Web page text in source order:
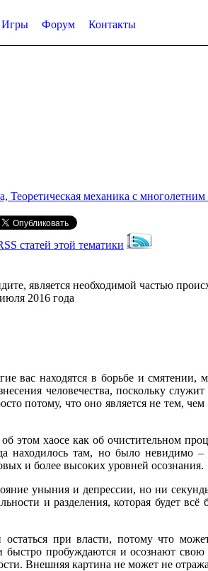
Игры Форум Контакты
механика с
статей этой тематики
является необходимой частью
2016 года
вас находятся в борьбе и
человечества, поскольку
потому, что оно является не тем,
этом хаосе как об очистительном
находилось там, но было
и более высоких уровней осознания.
уныния и депрессии, но ни
и разделения, которая будет
при власти, потому что
пробуждаются и осознают свою
Внешняя картина не может не